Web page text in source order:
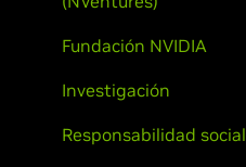
Fundación NVIDIA
Investigación
Responsabilidad social